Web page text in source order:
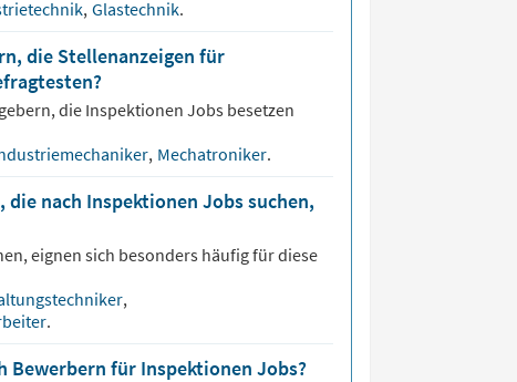
, Glastechnik.
die Stellenanzeigen für
dieInspektionen Jobs besetzen
, Mechatroniker.
nach Inspektionen Jobs suchen,
eignen sich besonders häufig für diese
,
.
Bewerbern für Inspektionen Jobs?